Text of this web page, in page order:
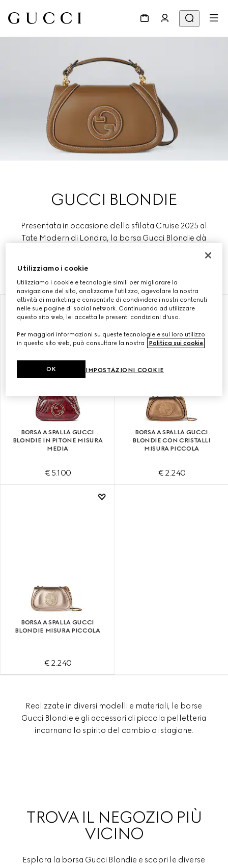
GUCCI BLONDIE
Presentata in occasione della sfilata Cruise 2025 al
Tate Modern di Londra, la borsa Gucci Blondie dà
BORSA A SPALLA GUCCI
BLONDIE IN PITONE MISURA
MEDIA
€ 5.100
BORSA A SPALLA GUCCI
BLONDIE CON CRISTALLI
MISURA PICCOLA
€ 2.240
BORSA A SPALLA GUCCI
BLONDIE MISURA PICCOLA
€ 2.240
Realizzate in diversi modelli e materiali, le borse
Gucci Blondie e gli accessori di piccola pelletteria
incarnano lo spirito del cambio di stagione.
TROVA IL NEGOZIO PIÙ
VICINO
Esplora la borsa Gucci Blondie e scopri le diverse
Utilizziamo i cookie
Utilizziamo i cookie e tecnologie simili per migliorare la
navigazione del sito, analizzarne l'utilizzo, agevolare la nostra
attività di marketing e consentirle di condividere i nostri contenuti
nelle sue pagine di social network. Continuando ad utilizzare
questo sito web, lei accetta le presenti condizioni d'uso.
Per maggiori informazioni su queste tecnologie e sul loro utilizzo
in questo sito web, può consultare la nostra
Politica sui cookie.
IMPOSTAZIONI COOKIE
OK